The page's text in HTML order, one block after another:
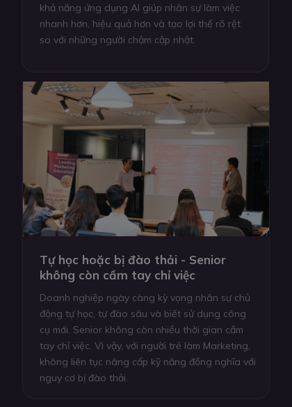
khả năng ứng dụng AI giúp nhân sự làm việc
nhanh hơn, hiệu quả hơn và tạo lợi thế rõ rệt
so với những người chậm cập nhật.
Tự học hoặc bị đào thải - Senior
không còn cầm tay chỉ việc
Doanh nghiệp ngày càng kỳ vọng nhân sự chủ
động tự học, tự đào sâu và biết sử dụng công
cụ mới. Senior không còn nhiều thời gian cầm
tay chỉ việc. Vì vậy, với người trẻ làm Marketing,
không liên tục nâng cấp kỹ năng đồng nghĩa với
nguy cơ bị đào thải.